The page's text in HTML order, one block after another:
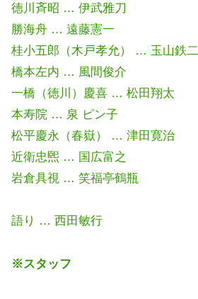
徳川斉昭 … 伊武雅刀
勝海舟 … 遠藤憲一
桂小五郎（木戸孝允） … 玉山鉄二
橋本左内 … 風間俊介
一橋（徳川）慶喜 … 松田翔太
本寿院 … 泉 ピン子
松平慶永（春嶽） … 津田寛治
近衛忠煕 … 国広富之
岩倉具視 … 笑福亭鶴瓶
語り … 西田敏行
※スタッフ